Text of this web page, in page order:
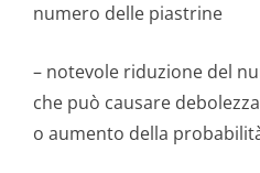
numero delle piastrine
– notevole riduzione del
che può causare
o aumento della